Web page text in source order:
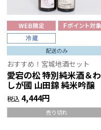
配送のみ
おすすめ！宮城地酒セット
愛宕の松 特別純米酒＆わ
しが國 山田錦 純米吟醸
税込 4,444円
売り切れ